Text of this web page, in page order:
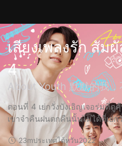
เสียงเพลงรัก สัม
4
About Youth 默默的我，
ตอนที่ 4 เย่กวั่งบังเอิญเจอร่มที่ดู
เขาจำคืนฝนตกคืนนั้นไม่ได้ที่เย่กวั่
23mประเทศไต้หวัน2022